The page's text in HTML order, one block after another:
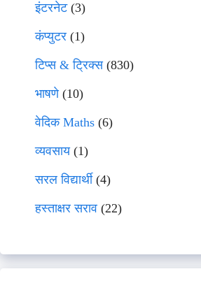
इंटरनेट(3)
कंप्युटर (1)
टिप्स & ट्रिक्स(830)
भाषणे(10)
वेदिक Maths (6)
व्यवसाय(1)
सरल विद्यार्थी(4)
हस्ताक्षर सराव (22)